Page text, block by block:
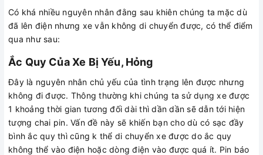
Có khá nhiều nguyên nhân đằng sau khiên chúng ta mặc dù
đã lên điện nhưng xe vẫn không di chuyển được, có thể điểm
qua như sau:
Ắc Quy Của Xe Bị Yếu, Hỏng
Đây là nguyên nhân chủ yếu của tình trạng lên được nhưng
không đi được. Thông thường khi chúng ta sử dụng xe được
1 khoảng thời gian tương đối dài thì dần dần sẽ dẫn tới hiện
tượng chai pin. Vấn đề này sẽ khiến bạn cho dù có sạc đầy
bình ắc quy thì cũng k thể di chuyển xe được do ắc quy
không thể vào điện hoặc dòng điện vào được quá ít. Pin báo